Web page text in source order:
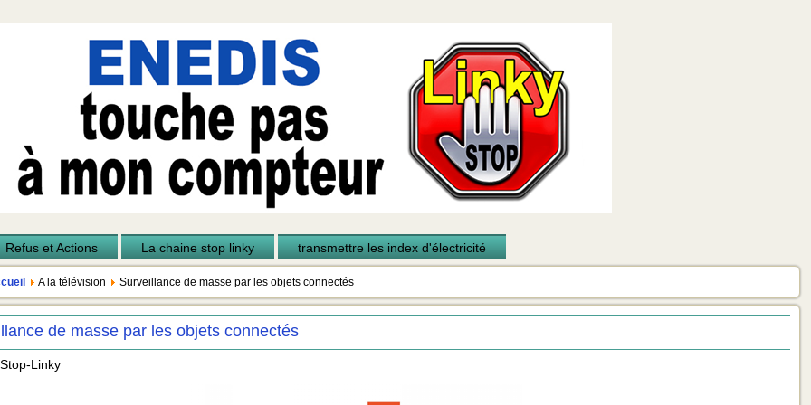
Refus et Actions La chaine stop linky transmettre les index d'électricité
A la télévision Surveillance de masse par les objets connectés
de masse par les objets connectés
Linky